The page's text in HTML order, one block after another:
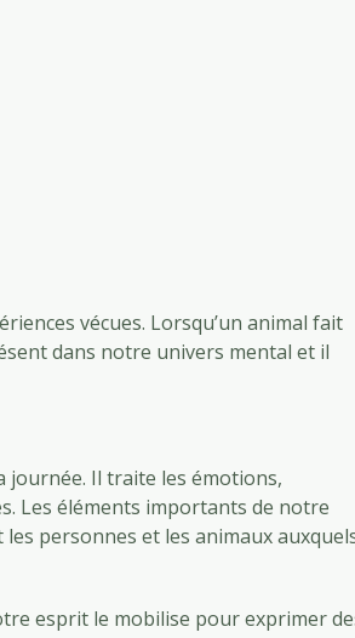
vécues. Lorsqu’un animal fait
dans notre univers mental et il
journée. Il traite les émotions,
Les éléments importants de notre
personnes et les animaux
esprit le mobilise pour exprimer